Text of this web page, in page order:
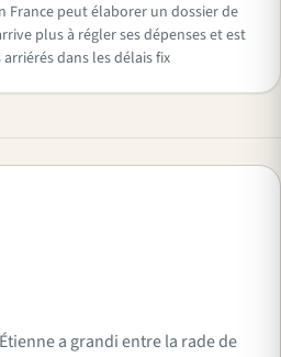
France peut élaborer un dossier de
plus à régler ses dépenses et est
dans les délais fix
a grandi entre la rade de